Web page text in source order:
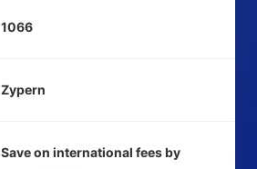
1066
Zypern
Save on international fees by